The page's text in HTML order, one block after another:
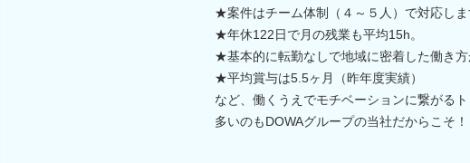
★案件はチーム体制（４～５人）で対応しま
★年休122日で月の残業も平均15h。
★基本的に転勤なしで地域に密着した働き方
★平均賞与は5.5ヶ月（昨年度実績）
など、働くうえでモチベーションに繋がる
多いのもDOWAグループの当社だからこそ！